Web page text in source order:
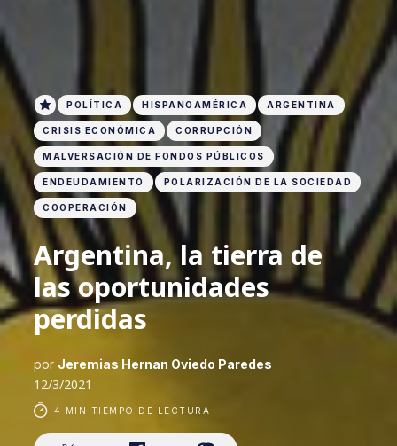
POLÍTICA HISPANOAMÉRICA ARGENTINA
CRISIS ECONÓMICA CORRUPCIÓN
MALVERSACIÓN DE FONDOS PÚBLICOS
ENDEUDAMIENTO POLARIZACIÓN DE LA SOCIEDAD
COOPERACIÓN
Argentina, la tierra de
las oportunidades
perdidas
por Jeremias Hernan Oviedo Paredes
12/3/2021
4 MIN TIEMPO DE LECTURA